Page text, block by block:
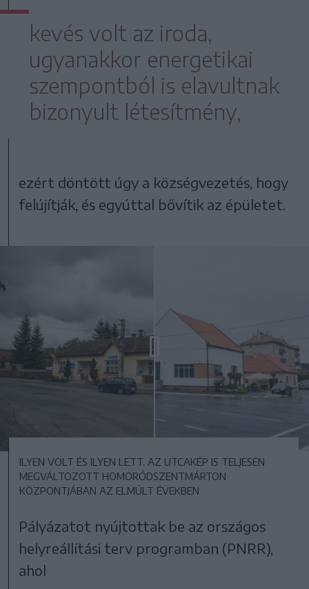
kevés volt az iroda,
ugyanakkor energetikai
szempontból is elavultnak
bizonyult létesítmény,
ezért döntött úgy a községvezetés, hogy
felújítják, és egyúttal bővítik az épületet.
ILYEN VOLT ÉS ILYEN LETT. AZ UTCAKÉP IS TELJESEN
MEGVÁLTOZOTT HOMORÓDSZENTMÁRTON
KÖZPONTJÁBAN AZ ELMÚLT ÉVEKBEN
Pályázatot nyújtottak be az országos
helyreállítási terv programban (PNRR),
ahol